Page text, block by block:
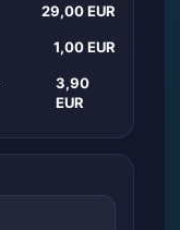
29,00 EUR
1,00 EUR
3,90
EUR